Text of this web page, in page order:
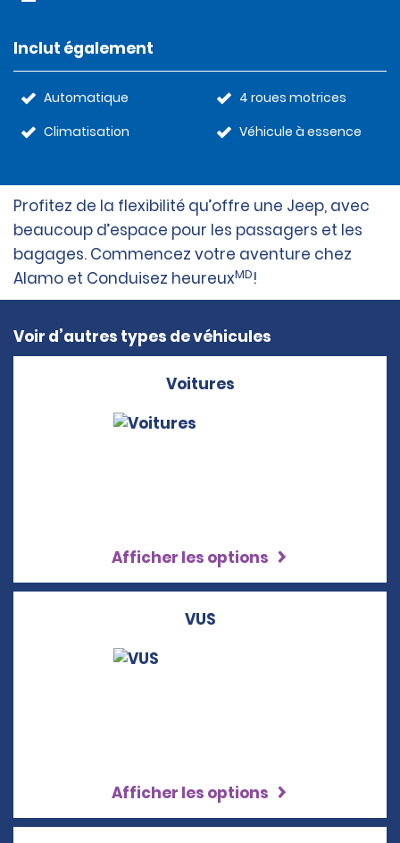
Inclut également
Automatique
Climatisation
4 roues motrices
Véhicule à essence
Profitez de la flexibilité qu’offre une Jeep, avec
beaucoup d’espace pour les passagers et les
bagages. Commencez votre aventure chez
Alamo et Conduisez heureuxMD!
Voir d’autres types de véhicules
Voitures
Afficher les options
VUS
Afficher les options